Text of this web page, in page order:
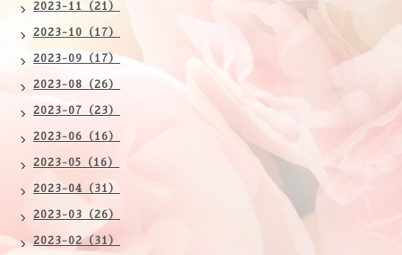
2023-11（21）
2023-10（17）
2023-09（17）
2023-08（26）
2023-07（23）
2023-06（16）
2023-05（16）
2023-04（31）
2023-03（26）
2023-02（31）